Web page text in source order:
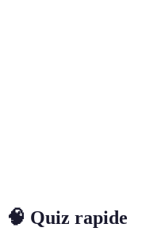
🧠 Quiz rapide